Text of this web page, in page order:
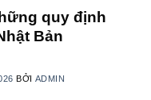
quy định
Bản
BỞI ADMIN